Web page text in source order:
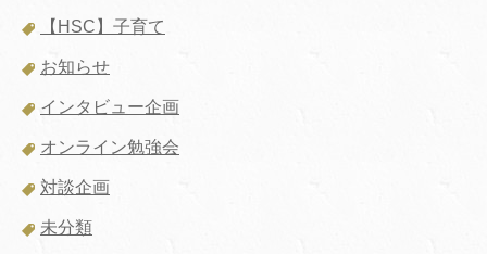
【HSC】子育て
お知らせ
インタビュー企画
オンライン勉強会
対談企画
未分類